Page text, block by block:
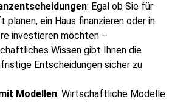
: Egal ob Sie für
planen, ein Haus finanzieren oder in
investieren möchten –
Wissen gibt Ihnen die
Entscheidungen sicher zu
Modellen: Wirtschaftliche Modelle